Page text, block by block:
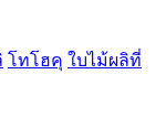
โทโฮคุ ใบไม้ผลิที่